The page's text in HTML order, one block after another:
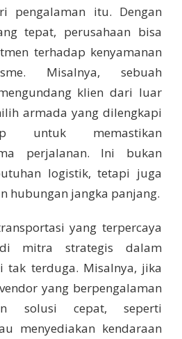
pengalaman itu. Dengan
tepat, perusahaan bisa
terhadap kenyamanan
Misalnya, sebuah
klien dari luar
armada yang dilengkapi
untuk memastikan
perjalanan. Ini bukan
logistik, tetapi juga
hubungan jangka panjang.
yang terpercaya
mitra strategis dalam
tak terduga. Misalnya, jika
yang berpengalaman
solusi cepat, seperti
menyediakan kendaraan